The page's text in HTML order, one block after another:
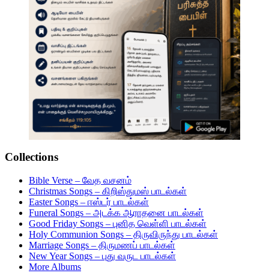
Collections
Bible Verse – வேத வசனம்
Christmas Songs – கிறிஸ்துமஸ் பாடல்கள்
Easter Songs – ஈஸ்டர் பாடல்கள்
Funeral Songs – அடக்க ஆராதனை பாடல்கள்
Good Friday Songs – புனித வெள்ளி பாடல்கள்
Holy Communion Songs – திருவிருந்து பாடல்கள்
Marriage Songs – திருமணப் பாடல்கள்
New Year Songs – புது வருட பாடல்கள்
More Albums